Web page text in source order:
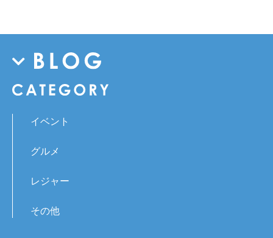
イベント
グルメ
レジャー
その他